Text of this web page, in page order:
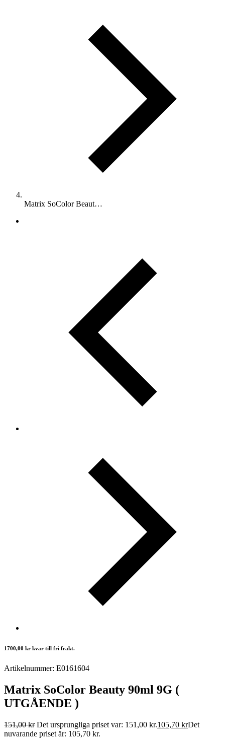
Matrix SoColor Beaut…
1700,00 kr kvar till fri frakt.
Artikelnummer: E0161604
Matrix SoColor Beauty 90ml 9G (
UTGÅENDE )
151,00kr Det ursprungliga priset var: 151,00 kr.105,70 krDet
nuvarande priset är: 105,70 kr.